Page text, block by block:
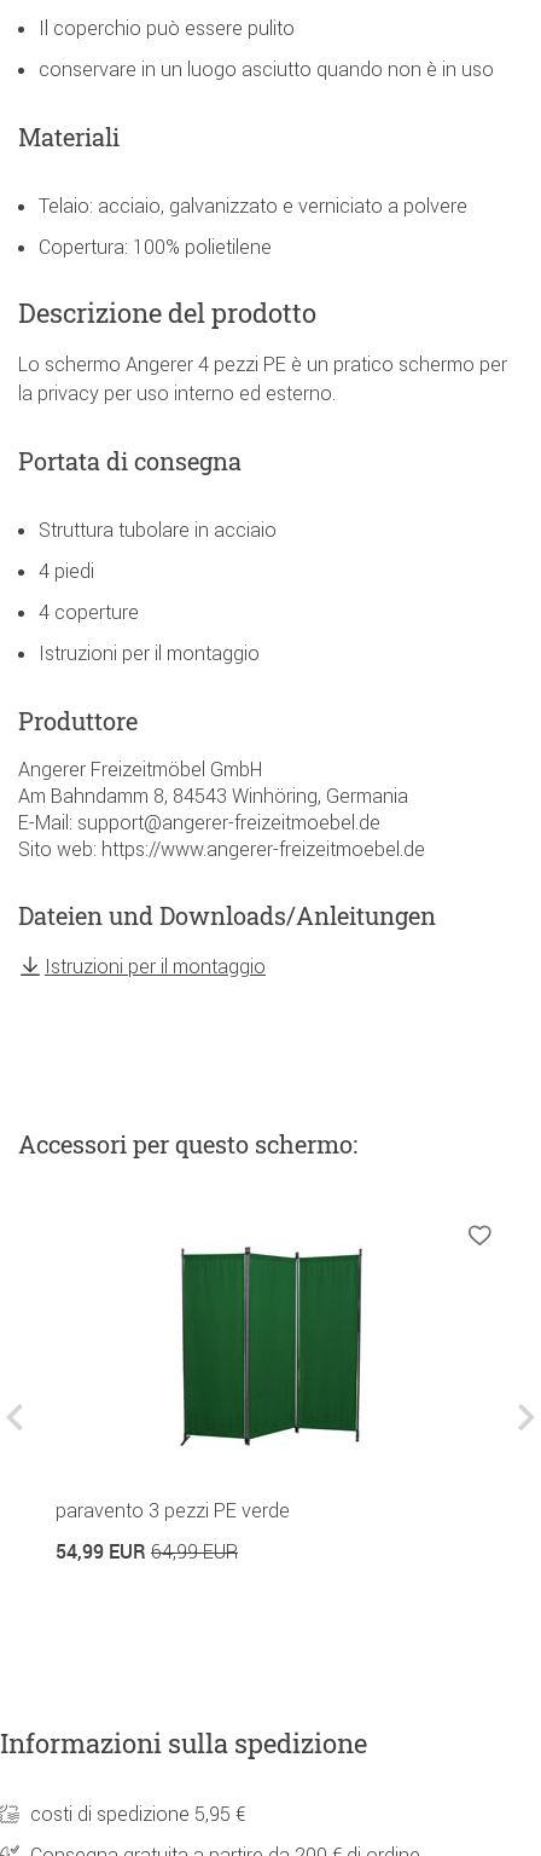
Il coperchio può essere pulito
conservare in un luogo asciutto quando non è in uso
Materiali
Telaio: acciaio, galvanizzato e verniciato a polvere
Copertura: 100% polietilene
Descrizione del prodotto
Lo schermo Angerer 4 pezzi PE è un pratico schermo per
la privacy per uso interno ed esterno.
Portata di consegna
Struttura tubolare in acciaio
4 piedi
4 coperture
Istruzioni per il montaggio
Produttore
Angerer Freizeitmöbel GmbH
Am Bahndamm 8, 84543 Winhöring, Germania
E-Mail: support@angerer-freizeitmoebel.de
Sito web: https://www.angerer-freizeitmoebel.de
Dateien und Downloads/Anleitungen
Istruzioni per il montaggio
Accessoriper questo schermo:
paravento 3 pezzi PE verde
54,99 EUR 64,99 EUR
Informazioni sulla spedizione
costi di spedizione 5,95 €